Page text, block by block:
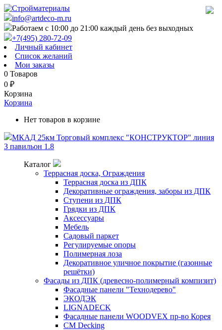
info@artdeco-m.ru
Работаем с 10:00 до 21:00 каждый день без выходных
+7(495) 280-72-09
Личный кабинет
Список желаний
Мои заказы
0 Товаров
0 ₽
Корзина
Корзина
Нет товаров в корзине
МКАД 25км Торговый комплекс "КОНСТРУКТОР" линия
З павильон 1.8
Каталог
Террасная доска, Ограждения
Террасная доска из ДПК
Декоративные ограждения, заборы из ДПК
Ступени из ДПК
Грядки из ДПК
Аксессуары
Мебель
Садовый паркет
Регулируемые опоры
Полимерная лоза
Декоративное уличное покрытие (газонные
решётки)
Фасады из ДПК (древесно-полимерный компизит)
Фасадные панели "Технодерево"
ЭКОДЭК
LIGNADECK
Фасадные панели WOODVEX пр-во Корея
CM Decking